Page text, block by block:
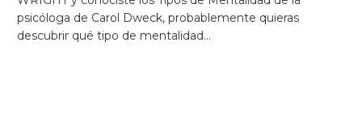
psicóloga de Carol Dweck, probablemente quieras
descubrir qué tipo de mentalidad…